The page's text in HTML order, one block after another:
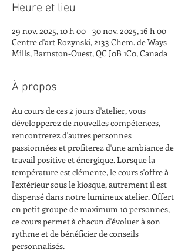
Heure et lieu
29 nov. 2025, 10 h 00 – 30 nov. 2025, 16 h 00
Centre d'art Rozynski, 2133 Chem. de Ways
Mills, Barnston-Ouest, QC J0B 1C0, Canada
À propos
Au cours de ces 2 jours d'atelier, vous
développerez de nouvelles compétences,
rencontrerez d'autres personnes
passionnées et profiterez d'une ambiance de
travail positive et énergique. Lorsque la
température est clémente, le cours s'offre à
l'extérieur sous le kiosque, autrement il est
dispensé dans notre lumineux atelier. Offert
en petit groupe de maximum 10 personnes,
ce cours permet à chacun d'évoluer à son
rythme et de bénéficier de conseils
personnalisés.